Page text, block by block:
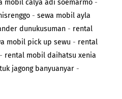
mobil calya adi soemarmo -
-sewa mobil ayla
dunukusuman - rental
mobil pick up sewu - rental
- rental mobil daihatsu xenia
jagong banyuanyar -